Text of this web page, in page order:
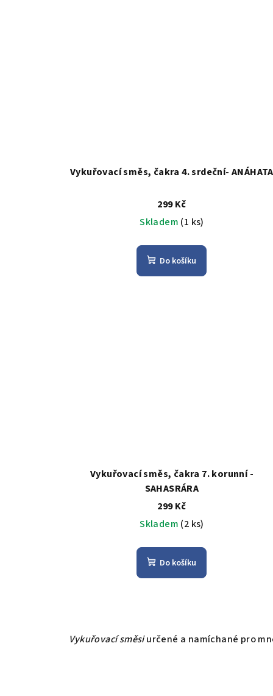
Vykuřovací směs, čakra 4. srdeční- ANÁHATA
299 Kč
Skladem (1 ks)
Do košíku
Vykuřovací směs, čakra 7. korunní -
SAHASRÁRA
299 Kč
Skladem (2 ks)
Do košíku
Vykuřovací směsiurčené a namíchané pro